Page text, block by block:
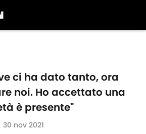
ci ha dato tanto, ora
noi. Ho accettato una
è presente"
30 nov 2021